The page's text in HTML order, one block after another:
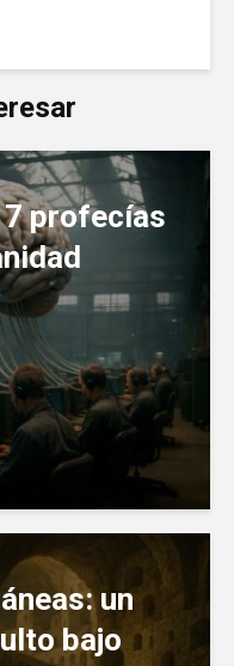
7 profecías
un
bajo